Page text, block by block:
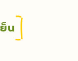
น